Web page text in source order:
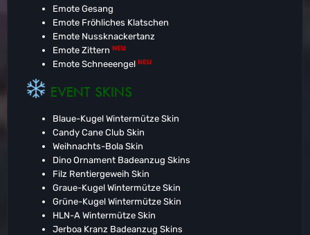
Emote Gesang
Emote Fröhliches Klatschen
Emote Nussknackertanz
Emote Zittern NEU
Emote Schneeengel NEU
EVENT SKINS
Blaue-Kugel Wintermütze Skin
Candy Cane Club Skin
Weihnachts-Bola Skin
Dino Ornament Badeanzug Skins
Filz Rentiergeweih Skin
Graue-Kugel Wintermütze Skin
Grüne-Kugel Wintermütze Skin
HLN-A Wintermütze Skin
Jerboa Kranz Badeanzug Skins